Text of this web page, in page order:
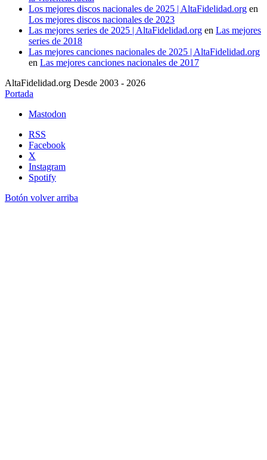
Los mejores discos nacionales de 2025 | AltaFidelidad.org en
Los mejores discos nacionales de 2023
Las mejores series de 2025 | AltaFidelidad.org en Las mejores
series de 2018
Las mejores canciones nacionales de 2025 | AltaFidelidad.org
en Las mejores canciones nacionales de 2017
AltaFidelidad.org Desde 2003 - 2026
Portada
Mastodon
RSS
Facebook
X
Instagram
Spotify
Botón volver arriba